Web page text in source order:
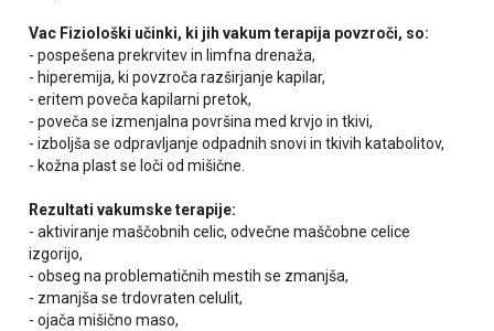
Vac Fiziološki učinki, ki jih vakum terapija povzroči, so:
- pospešena prekrvitev in limfna drenaža,
- hiperemija, ki povzroča razširjanje kapilar,
- eritem poveča kapilarni pretok,
- poveča se izmenjalna površina med krvjo in tkivi,
- izboljša se odpravljanje odpadnih snovi in tkivih katabolitov,
- kožna plast se loči od mišične.
Rezultati vakumske terapije:
- aktiviranje maščobnih celic, odvečne maščobne celice
izgorijo,
- obseg na problematičnih mestih se zmanjša,
- zmanjša se trdovraten celulit,
- ojača mišično maso,